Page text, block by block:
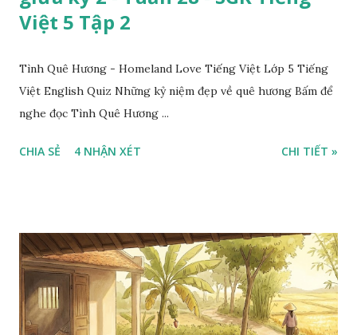
Việt 5 Tập 2
Tình Quê Hương - Homeland Love Tiếng Việt Lớp 5 Tiếng
Việt English Quiz Những kỷ niệm đẹp về quê hương Bấm để
nghe đọc Tình Quê Hương ...
CHIA SẺ 4 NHẬN XÉT CHI TIẾT »